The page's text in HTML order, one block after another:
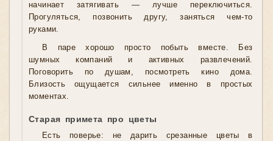
начинает затягивать — лучше переключиться.
Прогуляться, позвонить другу, заняться чем-то
руками.
В паре хорошо просто побыть вместе. Без
шумных компаний и активных развлечений.
Поговорить по душам, посмотреть кино дома.
Близость ощущается сильнее именно в простых
моментах.
Старая примета про цветы
Есть поверье: не дарить срезанные цветы в